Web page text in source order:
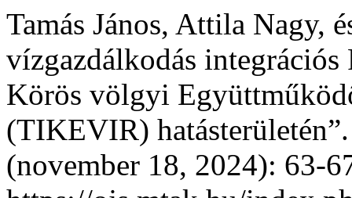
Tamás János, Attila Nagy,
vízgazdálkodás integrációs
Körös völgyi
(TIKEVIR)
(november 18, 2024): 63-